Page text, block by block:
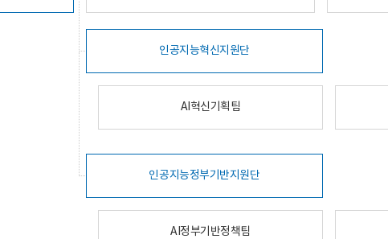
인공지능혁신지원단
AI혁신기획팀
인공지능정부기반지원단
AI정부기반정책팀